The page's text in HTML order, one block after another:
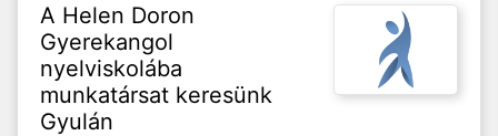
A Helen Doron
Gyerekangol
nyelviskolába
munkatársat keresünk
Gyulán